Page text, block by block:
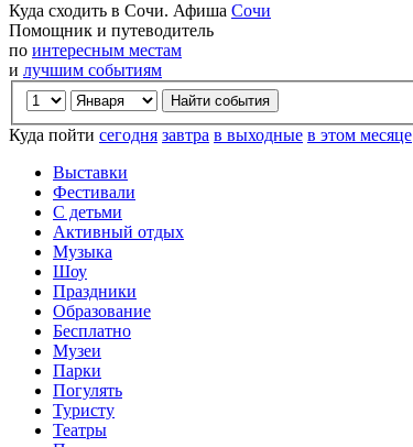
Куда сходить в Сочи. Афиша Сочи
Помощник и путеводитель
по интересным местам
и лучшим событиям
Куда пойти сегодня завтра в выходные в этом месяце
Выставки
Фестивали
С детьми
Активный отдых
Музыка
Шоу
Праздники
Образование
Бесплатно
Музеи
Парки
Погулять
Туристу
Театры